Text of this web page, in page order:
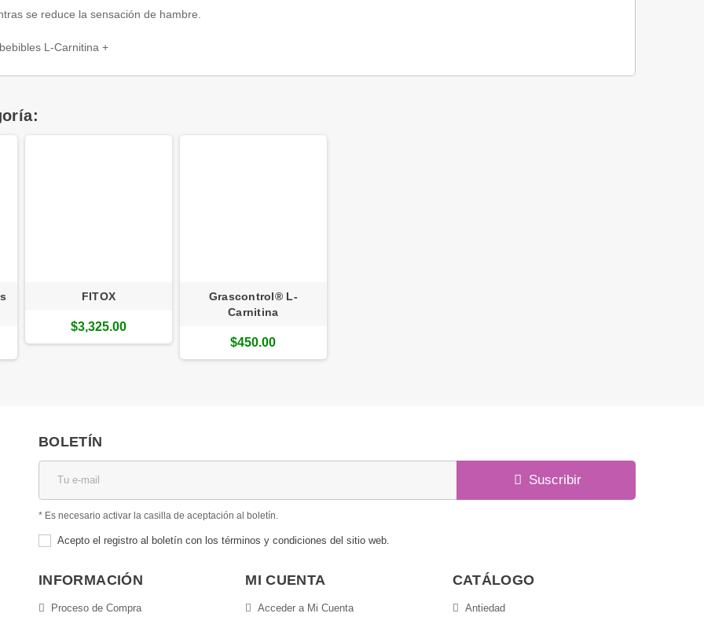
se reduce la sensación de hambre.
L-Carnitina +
FITOX
$3,325.00
Grascontrol® L-
Carnitina
$450.00
BOLETÍN
Suscribir
* Es necesario activar la casilla de aceptación al boletín.
Acepto el registro al boletín con los términos y condiciones del sitio web.
INFORMACIÓN
Proceso de Compra
MI CUENTA
Acceder a Mi Cuenta
CATÁLOGO
Antiedad